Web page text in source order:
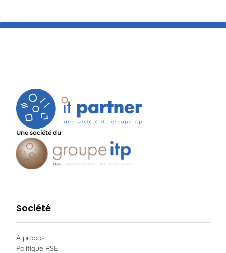
Une société du
Société
À propos
Politique RSE